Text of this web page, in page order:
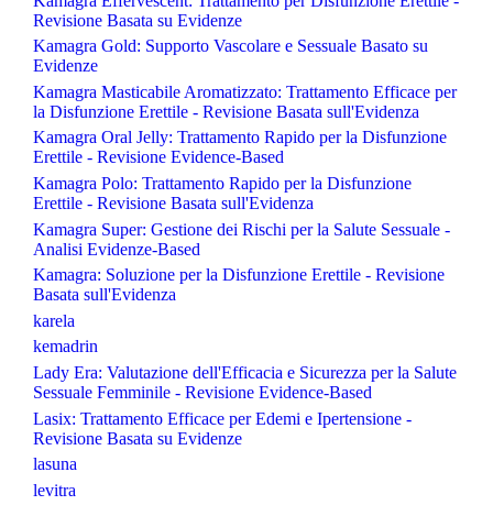
Revisione Basata su Evidenze
Kamagra Gold: Supporto Vascolare e Sessuale Basato su
Evidenze
Kamagra Masticabile Aromatizzato: Trattamento Efficace per
la Disfunzione Erettile - Revisione Basata sull'Evidenza
Kamagra Oral Jelly: Trattamento Rapido per la Disfunzione
Erettile - Revisione Evidence-Based
Kamagra Polo: Trattamento Rapido per la Disfunzione
Erettile - Revisione Basata sull'Evidenza
Kamagra Super: Gestione dei Rischi per la Salute Sessuale -
Analisi Evidenze-Based
Kamagra: Soluzione per la Disfunzione Erettile - Revisione
Basata sull'Evidenza
karela
kemadrin
Lady Era: Valutazione dell'Efficacia e Sicurezza per la Salute
Sessuale Femminile - Revisione Evidence-Based
Lasix: Trattamento Efficace per Edemi e Ipertensione -
Revisione Basata su Evidenze
lasuna
levitra